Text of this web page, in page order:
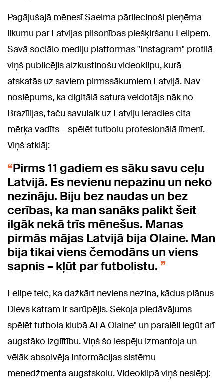
Pagājušajā mēnesī Saeima pārliecinoši pieņēma
likumu par Latvijas pilsonības piešķiršanu Felipem.
Savā sociālo mediju platformas "Instagram" profilā
viņš publicējis aizkustinošu videoklipu, kurā
atskatās uz saviem pirmssākumiem Latvijā. Nav
noslēpums, ka digitālā satura veidotājs nāk no
Brazīlijas, taču savulaik uz Latviju ieradies cita
mērķa vadīts – spēlēt futbolu profesionālā līmenī.
Viņš atklāj:
Pirms 11 gadiem es sāku savu ceļu
Latvijā. Es nevienu nepazinu un neko
nezināju. Biju bez naudas un bez
cerības, ka man sanāks palikt šeit
ilgāk nekā trīs mēnešus. Manas
pirmās mājas Latvijā bija Olaine. Man
bija tikai viens čemodāns un viens
sapnis – kļūt par futbolistu.
Felipe teic, ka dažkārt neviens nezina, kādus plānus
Dievs katram ir sarūpējis. Sekoja piedāvājums
spēlēt futbola klubā AFA Olaine" un paralēli iegūt arī
augstāko izglītību. Viņš šo iespēju izmantoja un
vēlāk absolvēja Informācijas sistēmu
menedžmenta augstskolu. Videoklipā viņš neslēpj: